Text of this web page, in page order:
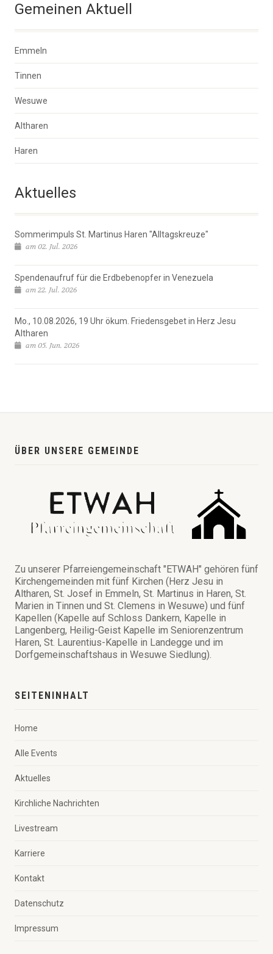
Gemeinen Aktuell
Emmeln
Tinnen
Wesuwe
Altharen
Haren
Aktuelles
Sommerimpuls St. Martinus Haren "Alltagskreuze"
am 02. Jul. 2026
Spendenaufruf für die Erdbebenopfer in Venezuela
am 22. Jul. 2026
Mo., 10.08.2026, 19 Uhr ökum. Friedensgebet in Herz Jesu
Altharen
am 05. Jun. 2026
ÜBER UNSERE GEMEINDE
Zu unserer Pfarreiengemeinschaft "ETWAH" gehören fünf
Kirchengemeinden mit fünf Kirchen (Herz Jesu in
Altharen, St. Josef in Emmeln, St. Martinus in Haren, St.
Marien in Tinnen und St. Clemens in Wesuwe) und fünf
Kapellen (Kapelle auf Schloss Dankern, Kapelle in
Langenberg, Heilig-Geist Kapelle im Seniorenzentrum
Haren, St. Laurentius-Kapelle in Landegge und im
Dorfgemeinschaftshaus in Wesuwe Siedlung).
SEITENINHALT
Home
Alle Events
Aktuelles
Kirchliche Nachrichten
Livestream
Karriere
Kontakt
Datenschutz
Impressum